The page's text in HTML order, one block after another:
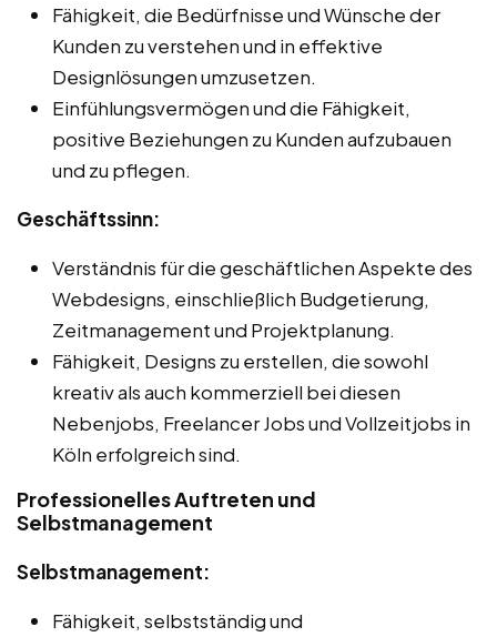
Fähigkeit, die Bedürfnisse und Wünsche der
Kunden zu verstehen und in effektive
Designlösungen umzusetzen.
Einfühlungsvermögen und die Fähigkeit,
positive Beziehungen zu Kunden aufzubauen
und zu pflegen.
Geschäftssinn:
Verständnis für die geschäftlichen Aspekte des
Webdesigns, einschließlich Budgetierung,
Zeitmanagement und Projektplanung.
Fähigkeit, Designs zu erstellen, die sowohl
kreativ als auch kommerziell bei diesen
Nebenjobs, Freelancer Jobs und Vollzeitjobs in
Köln erfolgreich sind.
Professionelles Auftreten und
Selbstmanagement
Selbstmanagement:
Fähigkeit, selbstständig und